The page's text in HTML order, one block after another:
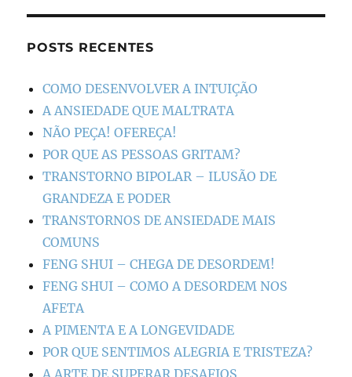
POSTS RECENTES
COMO DESENVOLVER A INTUIÇÃO
A ANSIEDADE QUE MALTRATA
NÃO PEÇA! OFEREÇA!
POR QUE AS PESSOAS GRITAM?
TRANSTORNO BIPOLAR – ILUSÃO DE
GRANDEZA E PODER
TRANSTORNOS DE ANSIEDADE MAIS
COMUNS
FENG SHUI – CHEGA DE DESORDEM!
FENG SHUI – COMO A DESORDEM NOS
AFETA
A PIMENTA E A LONGEVIDADE
POR QUE SENTIMOS ALEGRIA E TRISTEZA?
A ARTE DE SUPERAR DESAFIOS